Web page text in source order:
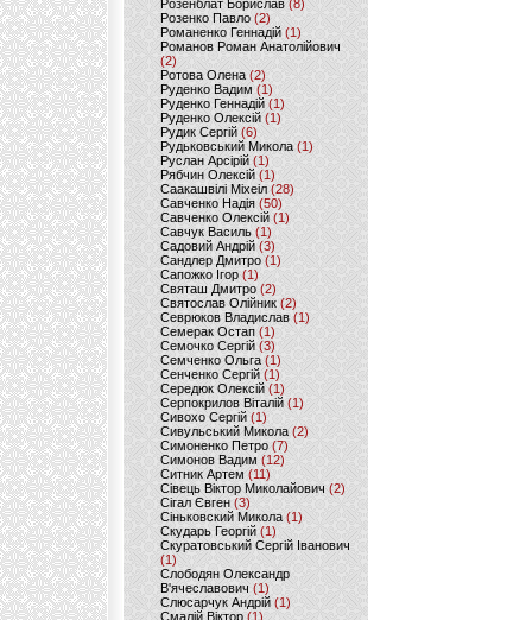
Розенблат Борислав (8)
Розенко Павло (2)
Романенко Геннадій (1)
Романов Роман Анатолійович
(2)
Ротова Олена(2)
Руденко Вадим (1)
Руденко Геннадій (1)
Руденко Олексій(1)
Рудик Сергій(6)
Рудьковський Микола (1)
Руслан Арсірій(1)
Рябчин Олексій (1)
Саакашвілі Міхеіл(28)
Савченко Надія (50)
Савченко Олексій(1)
Савчук Василь (1)
Садовий Андрій (3)
Сандлер Дмитро(1)
Сапожко Ігор(1)
Святаш Дмитро (2)
Святослав Олійник (2)
Севрюков Владислав (1)
Семерак Остап (1)
Семочко Сергій (3)
Семченко Ольга (1)
Сенченко Сергій(1)
Середюк Олексій(1)
Серпокрилов Віталій(1)
Сивохо Сергій(1)
Сивульський Микола(2)
Симоненко Петро(7)
Симонов Вадим (12)
Ситник Артем(11)
Сівець Віктор Миколайович(2)
Сігал Євген (3)
Сіньковский Микола(1)
Скударь Георгій (1)
Скуратовський Сергій Іванович
(1)
Слободян Олександр
В'ячеславович(1)
Слюсарчук Андрій(1)
Смалій Віктор (1)